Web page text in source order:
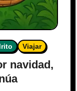
Viajar
navidad,